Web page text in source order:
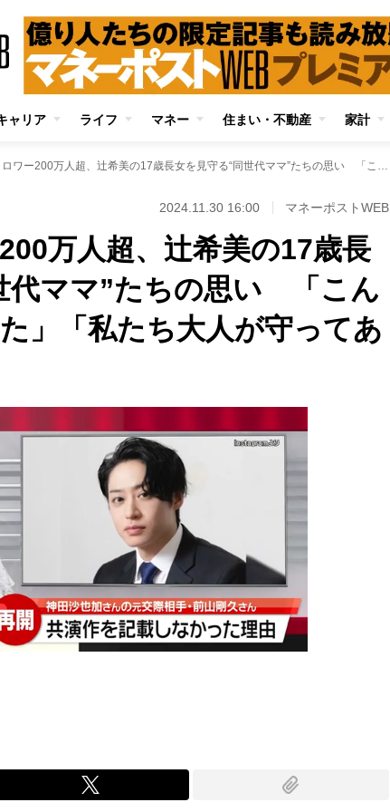
ャリア ライフ マネー 住まい・不動産 家計
SNSフォロワー200万人超、辻希美の17歳長女を見守る“同世代ママ”たちの思い 「こんなに大きくなった」「私たち大人が守ってあげなければ」
2024.11.30 16:00 マネーポストWEB
万人超、辻希美の17歳長
代ママ”たちの思い 「こん
」「私たち大人が守ってあ